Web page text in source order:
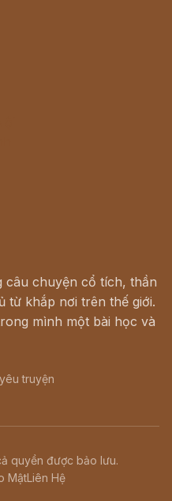
câu chuyện cổ tích, thần
từ khắp nơi trên thế giới.
mình một bài học và
truyện
quyền được bảo lưu.
MậtLiên Hệ